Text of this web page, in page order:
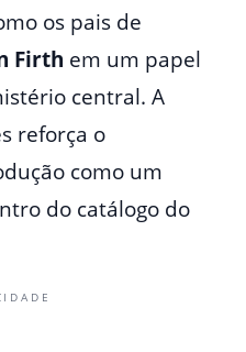
os pais de
Firth em um papel
central. A
reforça o
como um
do catálogo do